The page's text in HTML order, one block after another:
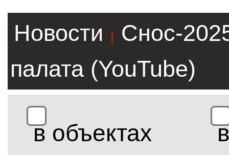
Новости |
Снос-
палата (YouTube)
в объектах
в